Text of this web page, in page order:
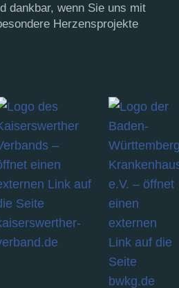
dankbar, wenn Sie uns mit
Herzensprojekte